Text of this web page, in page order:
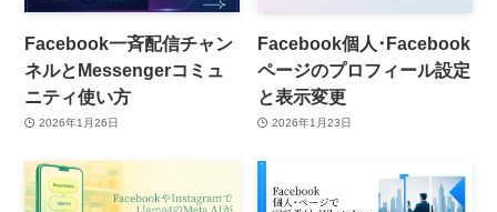
Facebook一斉配信チャン
ネルとMessengerコミュ
ニティ使い方
2026年1月26日
Facebook個人･Facebook
ページのプロフィール設定
と表示変更
2026年1月23日